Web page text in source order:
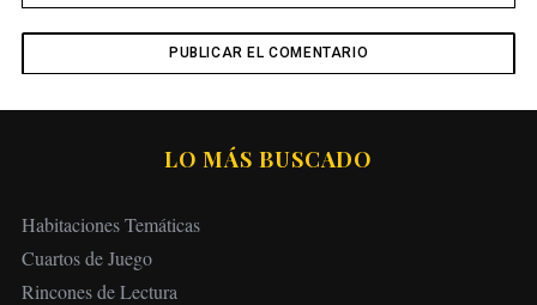
LO MÁS BUSCADO
Habitaciones Temáticas
Cuartos de Juego
Rincones de Lectura